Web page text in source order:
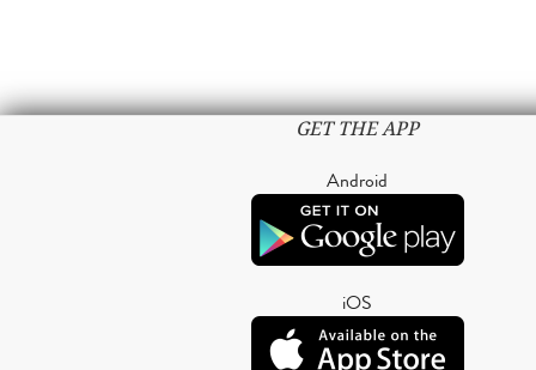
GET THE APP
Android
iOS